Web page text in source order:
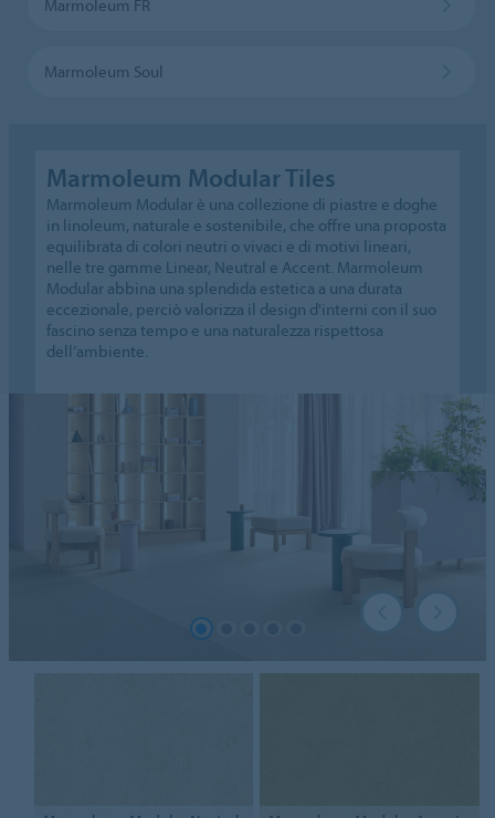
Marmoleum FR
Marmoleum Soul
Marmoleum Modular Tiles
Marmoleum Modular è una collezione di piastre e doghe
in linoleum, naturale e sostenibile, che offre una proposta
equilibrata di colori neutri o vivaci e di motivi lineari,
nelle tre gamme Linear, Neutral e Accent. Marmoleum
Modular abbina una splendida estetica a una durata
eccezionale, perciò valorizza il design d'interni con il suo
fascino senza tempo e una naturalezza rispettosa
dell’ambiente.